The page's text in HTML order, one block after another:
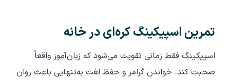
تمرین اسپیکینگ کره‌ای در خانه
اسپیکینگ فقط زمانی تقویت می‌شود که زبان‌آموز واقعاً
صحبت کند. خواندن گرامر و حفظ لغت به‌تنهایی باعث روان